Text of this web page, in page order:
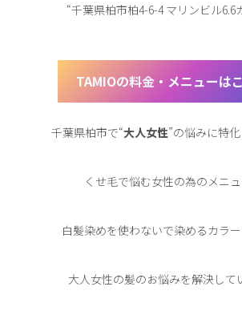
“千葉県柏市柏4-6-4 マリンビル6.6
TAMIOの料金・メニューは
千葉県柏市で“大人女性”の悩みに特化
くせ毛で悩む女性の為のメニ
白髪染めを使わないで染めるカラ
大人女性の髪のお悩みを解決して